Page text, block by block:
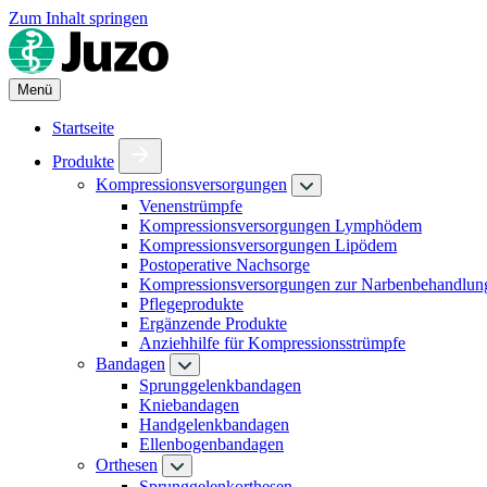
Zum Inhalt springen
Menü
Startseite
Produkte
Kompressionsversorgungen
Venenstrümpfe
Kompressionsversorgungen Lymphödem
Kompressionsversorgungen Lipödem
Postoperative Nachsorge
Kompressionsversorgungen zur
Pflegeprodukte
Ergänzende Produkte
Anziehhilfe für Kompressionsstrümpfe
Bandagen
Sprunggelenkbandagen
Kniebandagen
Handgelenkbandagen
Ellenbogenbandagen
Orthesen